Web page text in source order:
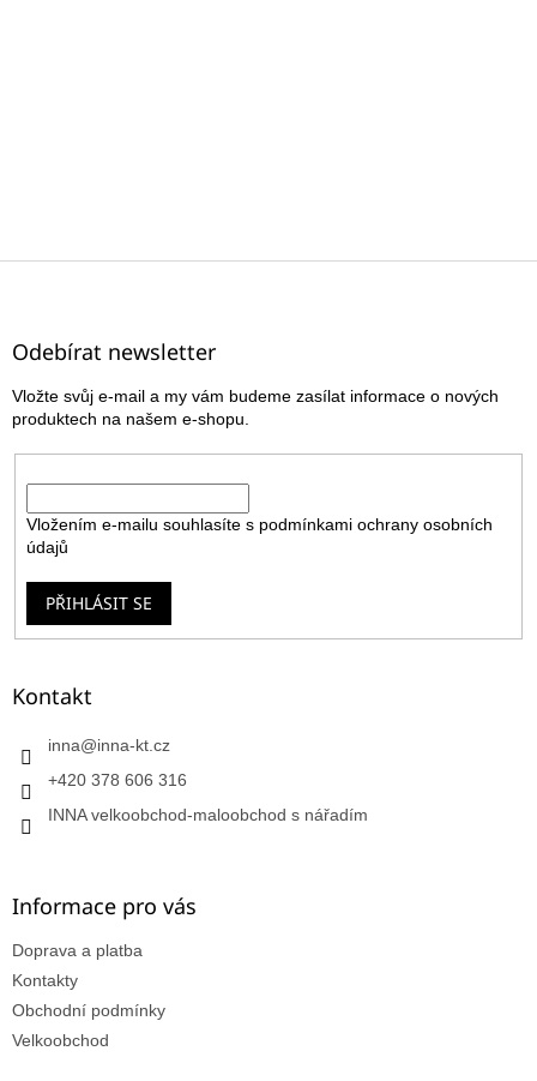
Z
Odebírat newsletter
Vložte svůj e-mail a my vám budeme zasílat informace o nových
produktech na našem e-shopu.
Vložením e-mailu souhlasíte s podmínkami ochrany osobních
údajů
PŘIHLÁSIT SE
Kontakt
inna@inna-kt.cz
+420 378 606 316
INNA velkoobchod-maloobchod s nářadím
Informace pro vás
Doprava a platba
Kontakty
Obchodní podmínky
Velkoobchod